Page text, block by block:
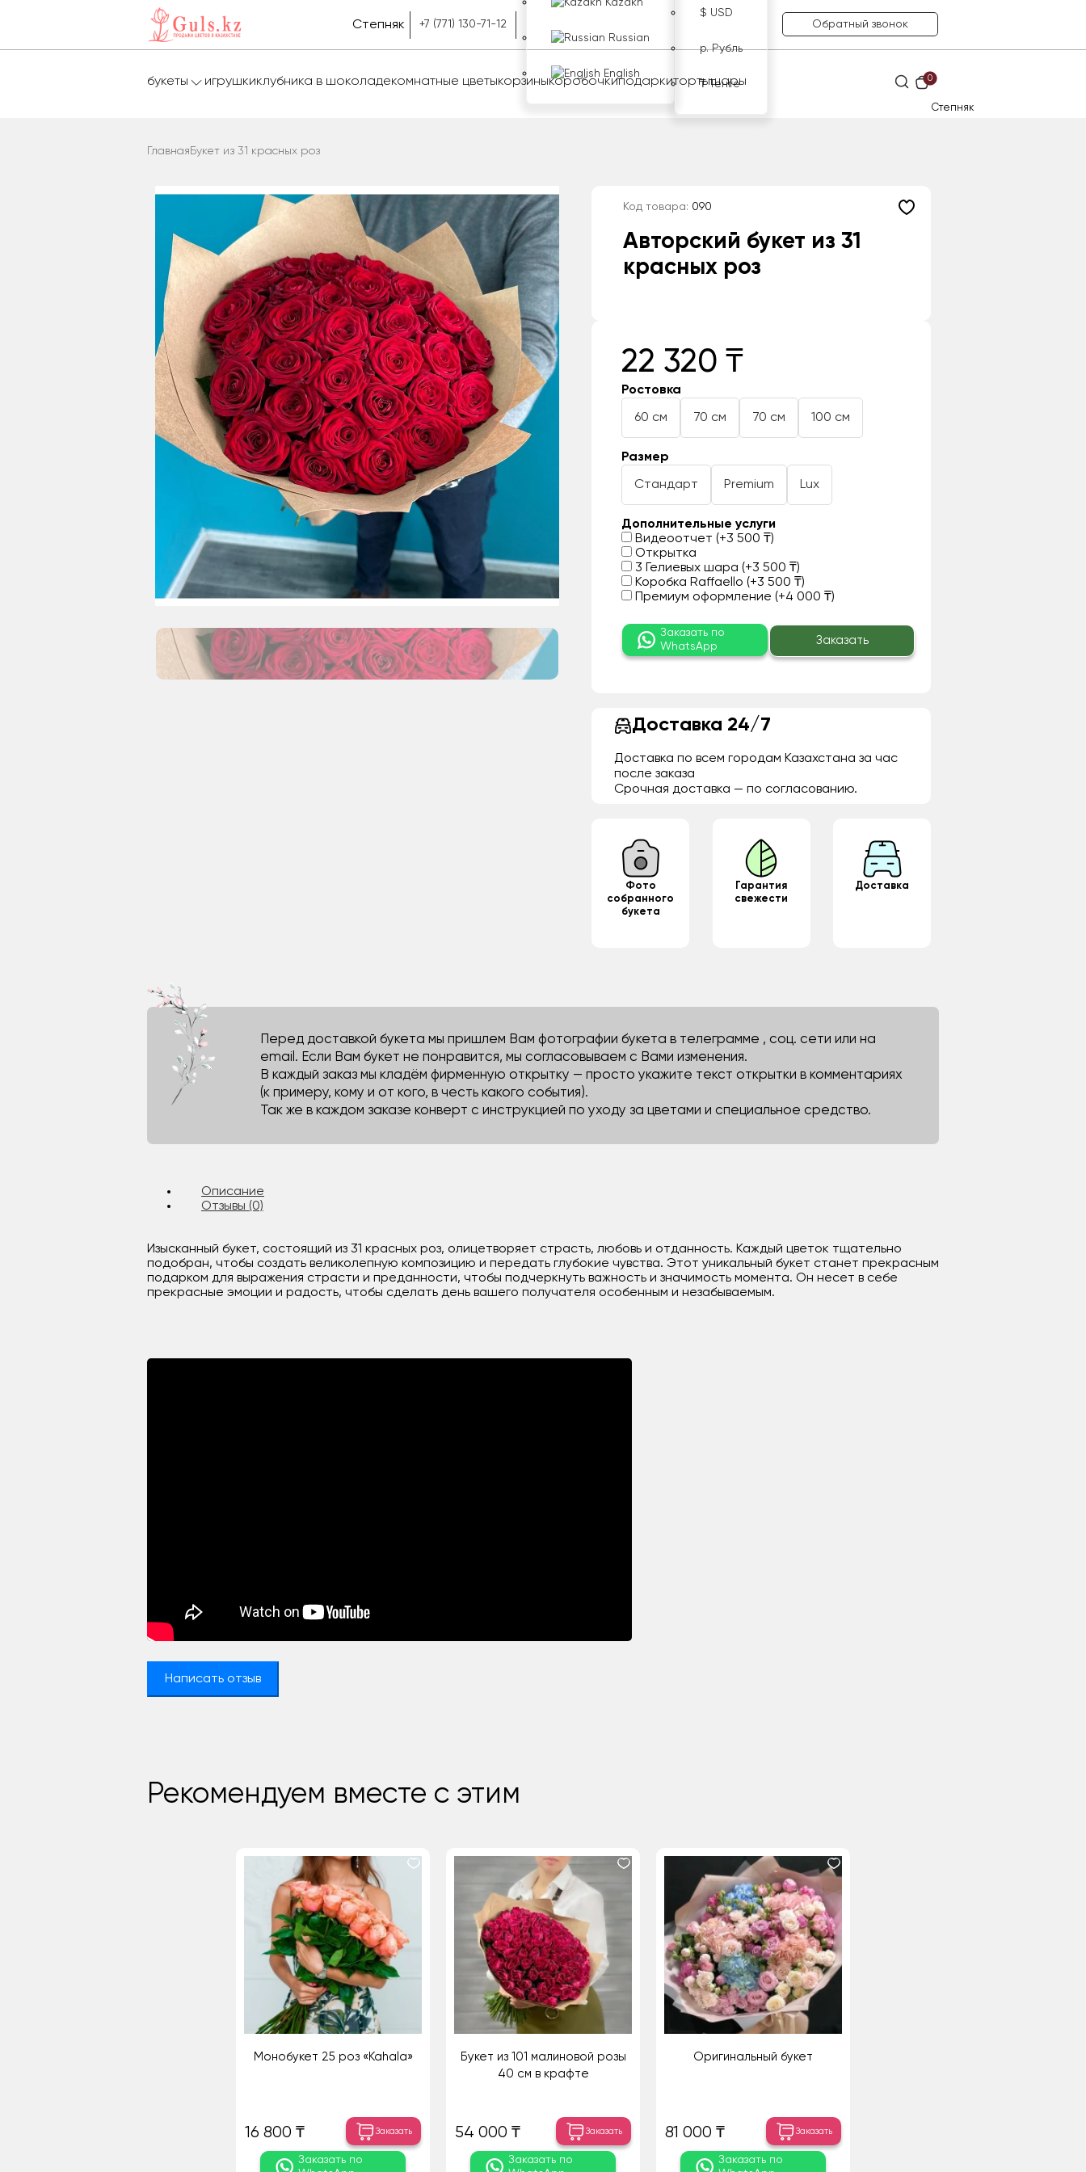
Степняк +7 (771) 130-71-12
Kazakh
Russian
English
$ USD
р. Рубль
₸ Тенге
Обратный звонок
букеты игрушкиклубника в шоколадекомнатные цветыкорзиныкоробочкиподаркитортышары 0
Степняк
Главная Букет из 31 красных роз
Код товара: 090
Авторский букет из 31
красных роз
22 320 ₸
Ростовка
60 см 70 см 70 см 100 см
Размер
Стандарт Premium Lux
Дополнительные услуги
Видеоотчет (+3 500 ₸)
Открытка
3 Гелиевых шара (+3 500 ₸)
Коробка Raffaello (+3 500 ₸)
Премиум оформление (+4 000 ₸)
Заказать по
WhatsApp
Заказать
Доставка 24/7
Доставка по всем городам Казахстана за час
после заказа
Срочная доставка — по согласованию.
Фото
собранного
букета
Гарантия
свежести
Доставка
Перед доставкой букета мы пришлем Вам фотографии букета в телеграмме , соц. сети или на
email. Если Вам букет не понравится, мы согласовываем с Вами изменения.
В каждый заказ мы кладём фирменную открытку — просто укажите текст открытки в комментариях
(к примеру, кому и от кого, в честь какого события).
Так же в каждом заказе конверт с инструкцией по уходу за цветами и специальное средство.
Описание
Отзывы (0)
Изысканный букет, состоящий из 31 красных роз, олицетворяет страсть, любовь и отданность. Каждый цветок тщательно
подобран, чтобы создать великолепную композицию и передать глубокие чувства. Этот уникальный букет станет прекрасным
подарком для выражения страсти и преданности, чтобы подчеркнуть важность и значимость момента. Он несет в себе
прекрасные эмоции и радость, чтобы сделать день вашего получателя особенным и незабываемым.
Написать отзыв
Рекомендуем вместе с этим
Монобукет 25 роз «Kahala»
16 800 ₸ Заказать
Заказать по
Букет из 101 малиновой розы
40 см в крафте
54 000 ₸ Заказать
Заказать по
Оригинальный букет
81 000 ₸ Заказать
Заказать по